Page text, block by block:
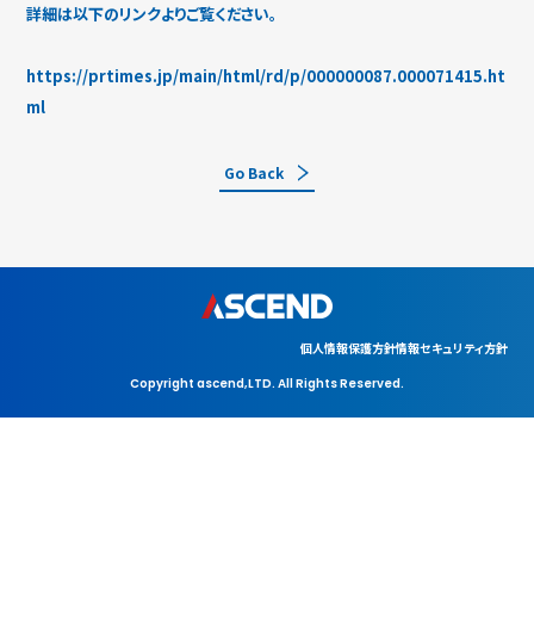
詳細は以下のリンクよりご覧ください。
https://prtimes.jp/main/html/rd/p/000000087.000071415.ht
ml
Go Back
Copyright ascend,LTD. All Rights Reserved.
個人情報保護方針情報セキュリティ方針